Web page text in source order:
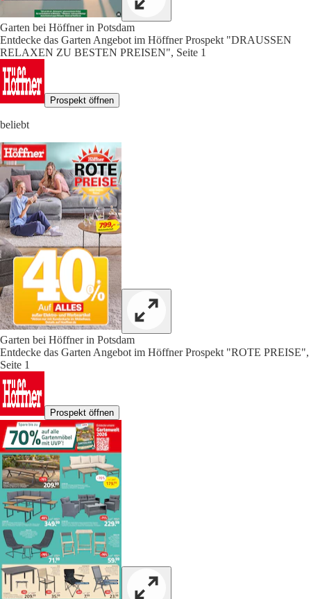
Garten bei Höffner in Potsdam
Entdecke das Garten Angebot im Höffner Prospekt "DRAUSSEN
RELAXEN ZU BESTEN PREISEN", Seite 1
Prospekt öffnen
beliebt
Garten bei Höffner in Potsdam
Entdecke das Garten Angebot im Höffner Prospekt "ROTE PREISE",
Seite 1
Prospekt öffnen